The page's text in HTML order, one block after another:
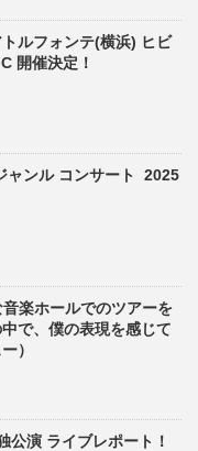
ルフォンテ(横浜) ヒビ
開催決定！
ャンル コンサート 2025
楽ホールでのツアーを
で、僕の表現を感じて
）
公演 ライブレポート！